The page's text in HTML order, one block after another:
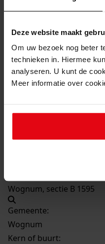
Deze website maakt
Om uw bezoek nog beter
technieken in. Hiermee
analyseren. U kunt de
Meer informatie over
Datum vergunning:
05-07-1974
Adres:
Wognum, Andries
Nieuw adres:
Wognum, Andries
Wognum, sectie B 1595
Gemeente:
Wognum
Kern of buurt: